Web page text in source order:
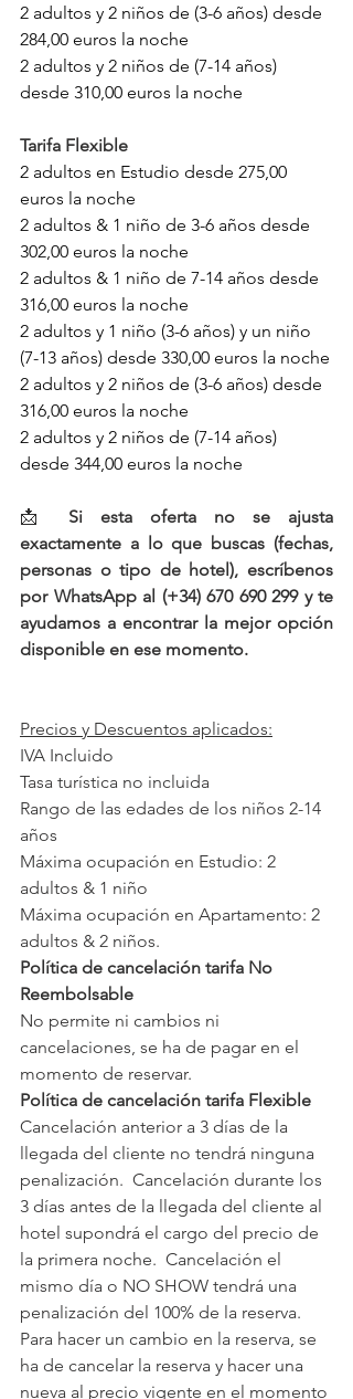
2 adultos y 2 niños de (3-6 años) desde
284,00 euros la noche
2 adultos y 2 niños de (7-14 años)
desde 310,00 euros la noche
Tarifa Flexible
2 adultos en Estudio desde 275,00
euros la noche
2 adultos & 1 niño de 3-6 años desde
302,00 euros la noche
2 adultos & 1 niño de 7-14 años desde
316,00 euros la noche
2 adultos y 1 niño (3-6 años) y un niño
(7-13 años) desde 330,00 euros la noche
2 adultos y 2 niños de (3-6 años) desde
316,00 euros la noche
2 adultos y 2 niños de (7-14 años)
desde 344,00 euros la noche
📩 Si esta oferta no se ajusta
exactamente a lo que buscas (fechas,
personas o tipo de hotel), escríbenos
por WhatsApp al (+34) 670 690 299 y te
ayudamos a encontrar la mejor opción
disponible en ese momento.
Precios y Descuentos aplicados:
IVA Incluido
Tasa turística no incluida
Rango de las edades de los niños 2-14
años
Máxima ocupación en Estudio: 2
adultos & 1 niño
Máxima ocupación en Apartamento: 2
adultos & 2 niños.
Política de cancelación tarifa No
Reembolsable
No permite ni cambios ni
cancelaciones, se ha de pagar en el
momento de reservar.
Política de cancelación tarifa Flexible
Cancelación anterior a 3 días de la
llegada del cliente no tendrá ninguna
penalización.  Cancelación durante los
3 días antes de la llegada del cliente al
hotel supondrá el cargo del precio de
la primera noche.  Cancelación el
mismo día o NO SHOW tendrá una
penalización del 100% de la reserva.
Para hacer un cambio en la reserva, se
ha de cancelar la reserva y hacer una
nueva al precio vigente en el momento